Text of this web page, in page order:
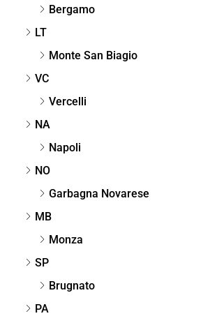
Bergamo
LT
Monte San Biagio
VC
Vercelli
NA
Napoli
NO
Garbagna Novarese
MB
Monza
SP
Brugnato
PA